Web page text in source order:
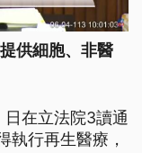
供細胞、非醫
在立法院3讀通
執行再生醫療，